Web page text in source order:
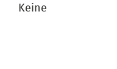
Keine